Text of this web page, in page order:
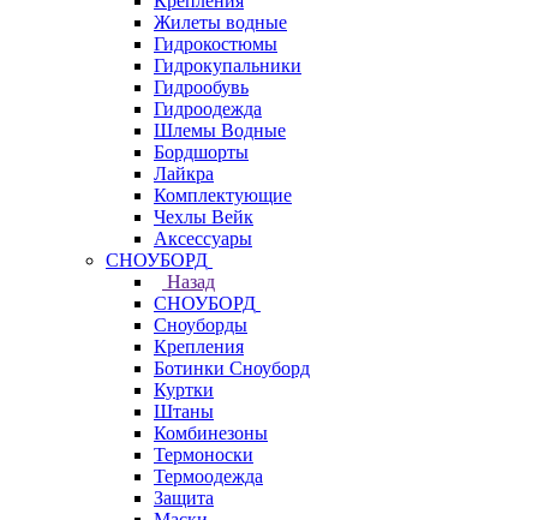
Жилеты водные
Гидрокостюмы
Гидрокупальники
Гидрообувь
Гидроодежда
Шлемы Водные
Бордшорты
Лайкра
Комплектующие
Чехлы Вейк
Аксессуары
СНОУБОРД
Назад
СНОУБОРД
Сноуборды
Крепления
Ботинки Сноуборд
Куртки
Штаны
Комбинезоны
Термоноски
Термоодежда
Защита